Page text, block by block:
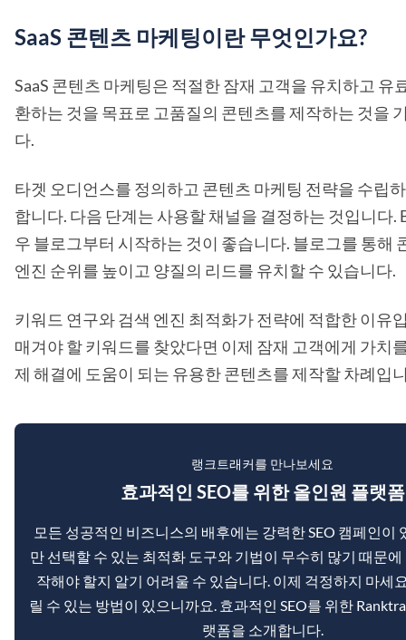
SaaS 콘텐츠 마케팅이란 무엇인가요?
SaaS 콘텐츠 마케팅은 적절한 잠재 고객을 유치하고 유
환하는 것을 목표로 고품질의 콘텐츠를 제작하는 것을
다.
타겟 오디언스를 정의하고 콘텐츠 마케팅 전략을 수립
합니다. 다음 단계는 사용할 채널을 결정하는 것입니다.
우 블로그부터 시작하는 것이 좋습니다. 블로그를 통해
엔진 순위를 높이고 양질의 리드를 유치할 수 있습니다.
키워드 연구와 검색 엔진 최적화가 전략에 적합한 이유
매겨야 할 키워드를 찾았다면 이제 잠재 고객에게 가치
제 해결에 도움이 되는 유용한 콘텐츠를 제작할 차례입
랭크트래커를 만나보세요
효과적인 SEO를 위한 올인원 플랫폼
모든 성공적인 비즈니스의 배후에는 강력한 SEO 캠페인이
만 선택할 수 있는 최적화 도구와 기법이 무수히 많기 때문
작해야 할지 알기 어려울 수 있습니다. 이제 걱정하지 마세
릴 수 있는 방법이 있으니까요. 효과적인 SEO를 위한
랫폼을 소개합니다.